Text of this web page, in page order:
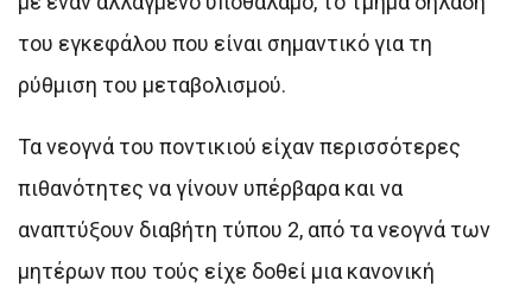
του εγκεφάλου που είναι σημαντικό για τη
ρύθμιση του μεταβολισμού.
Τα νεογνά του ποντικιού είχαν περισσότερες
πιθανότητες να γίνουν υπέρβαρα και να
αναπτύξουν διαβήτη τύπου 2, από τα νεογνά των
μητέρων που τούς είχε δοθεί μια κανονική